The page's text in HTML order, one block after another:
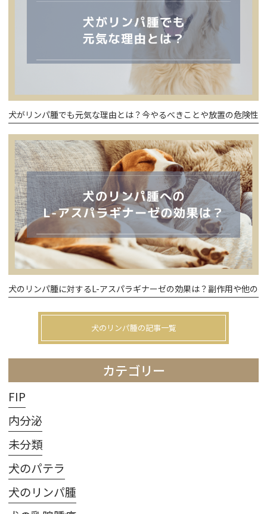
犬がリンパ腫でも元気な理由とは？今やるべきことや放置の危険性
犬のリンパ腫に対するL-アスパラギナーゼの効果は？副作用や他の
犬のリンパ腫の記事一覧
カテゴリー
FIP
内分泌
未分類
犬のパテラ
犬のリンパ腫